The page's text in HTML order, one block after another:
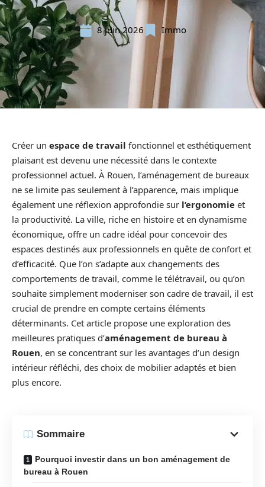
8 juin 2026 Immo
Créer un espace de travail fonctionnel et esthétiquement
plaisant est devenu une nécessité dans le contexte
professionnel actuel. À Rouen, l’aménagement de bureaux
ne se limite pas seulement à l’apparence, mais implique
également une réflexion approfondie sur l’ergonomie et
la productivité. La ville, riche en histoire et en dynamisme
économique, offre un cadre idéal pour concevoir des
espaces destinés aux professionnels en quête de confort et
d’efficacité. Que l’on s’adapte aux changements des
comportements de travail, comme le télétravail, ou qu’on
souhaite simplement moderniser son cadre de travail, il est
crucial de prendre en compte certains éléments
déterminants. Cet article propose une exploration des
meilleures pratiques d’aménagement de bureau à
Rouen, en se concentrant sur les avantages d’un design
intérieur réfléchi, des choix de mobilier adaptés et bien
plus encore.
Sommaire
Pourquoi investir dans un bon aménagement de
bureau à Rouen